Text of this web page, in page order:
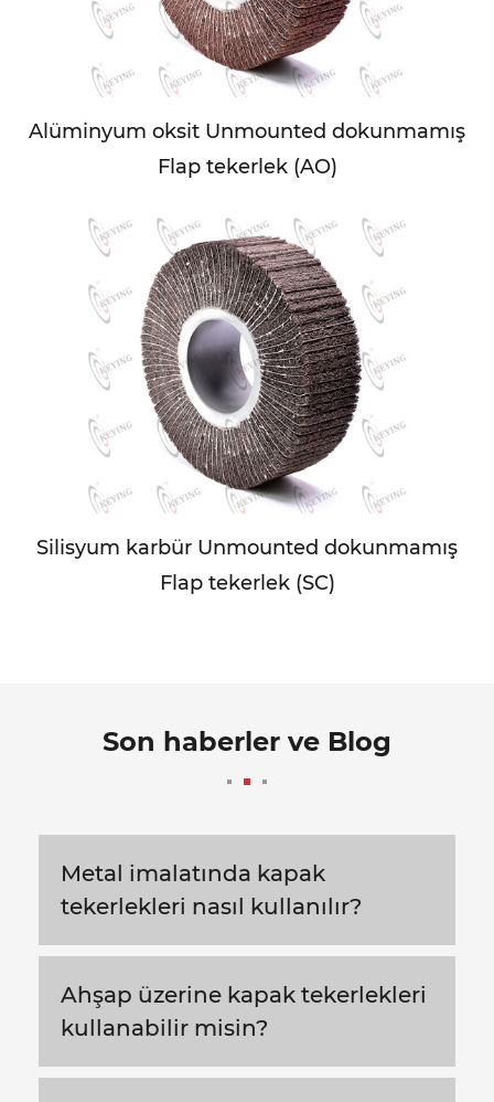
Alüminyum oksit Unmounted dokunmamış
Flap tekerlek (AO)
Silisyum karbür Unmounted dokunmamış
Flap tekerlek (SC)
Son haberler ve Blog
Metal imalatında kapak
tekerlekleri nasıl kullanılır?
Ahşap üzerine kapak tekerlekleri
kullanabilir misin?